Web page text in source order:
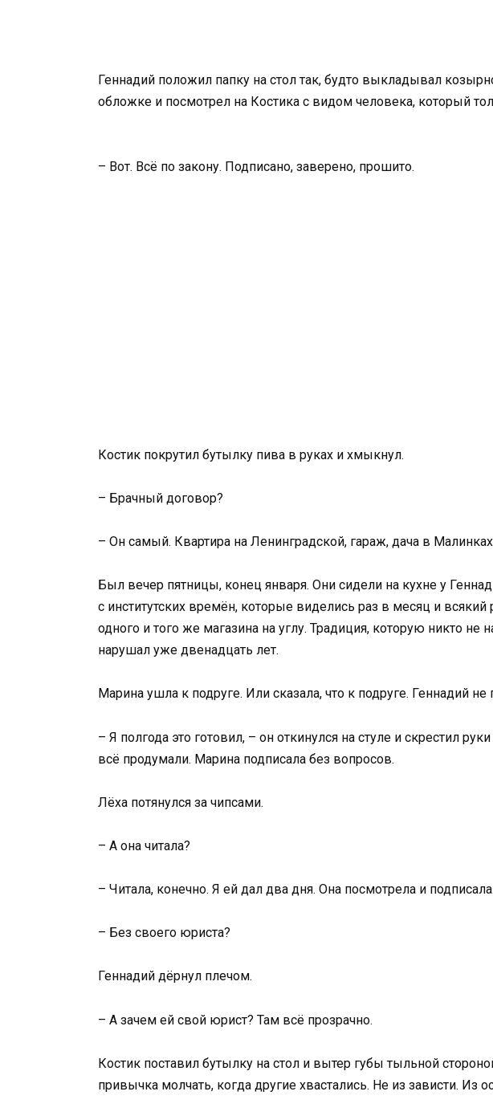
Геннадий положил папку на стол так, будто выкладывал
обложке и посмотрел на Костика с видом человека, который
– Вот. Всё по закону. Подписано, заверено, прошито.
Костик покрутил бутылку пива в руках и хмыкнул.
– Брачный договор?
– Он самый. Квартира на Ленинградской, гараж, дача в
Был вечер пятницы, конец января. Они сидели на кухне у
с институтских времён, которые виделись раз в месяц и
одного и того же магазина на углу. Традиция, которую никто не
нарушал уже двенадцать лет.
Марина ушла к подруге. Или сказала, что к подруге. Геннадий
– Я полгода это готовил, – он откинулся на стуле и скрестил
всё продумали. Марина подписала без вопросов.
Лёха потянулся за чипсами.
– А она читала?
– Читала, конечно. Я ей дал два дня. Она посмотрела и подписала.
– Без своего юриста?
Геннадий дёрнул плечом.
– А зачем ей свой юрист? Там всё прозрачно.
Костик поставил бутылку на стол и вытер губы тыльной
привычка молчать, когда другие хвастались. Не из зависти. Из